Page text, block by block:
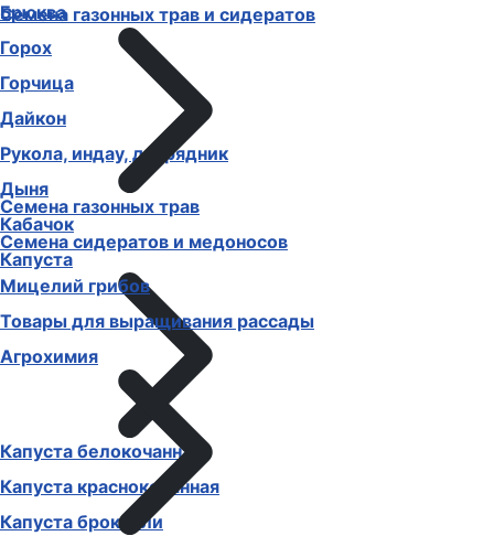
Брюква
Горох
Горчица
Дайкон
Рукола, индау, двурядник
Дыня
Кабачок
Капуста
Капуста белокочанная
Капуста краснокочанная
Капуста брокколи
Семена газонных трав и сидератов
Семена газонных трав
Семена сидератов и медоносов
Мицелий грибов
Товары для выращивания рассады
Агрохимия